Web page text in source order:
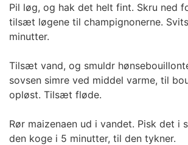
Pil løg, og hak det helt fint. Skru ned
tilsæt løgene til champignonerne.
minutter.
Tilsæt vand, og smuldr
sovsen simre ved middel varme, til
opløst. Tilsæt fløde.
Rør maizenaen ud i vandet. Pisk det i
den koge i 5 minutter, til den tykner.